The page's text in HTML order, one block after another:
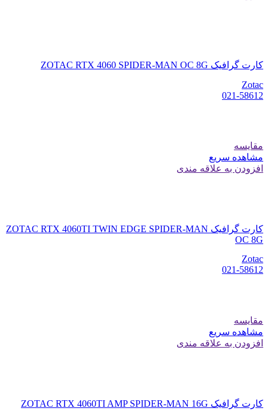
کارت گرافیک ZOTAC RTX 4060 SPIDER-MAN OC 8G
Zotac
021-58612
مقایسه
مشاهده سریع
افزودن به علاقه مندی
کارت گرافیک ZOTAC RTX 4060TI TWIN EDGE SPIDER-MAN
OC 8G
Zotac
021-58612
مقایسه
مشاهده سریع
افزودن به علاقه مندی
کارت گرافیک ZOTAC RTX 4060TI AMP SPIDER-MAN 16G